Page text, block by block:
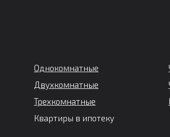
Однокомнатные
Двухкомнатные
Трехкомнатные
Квартиры в ипотеку